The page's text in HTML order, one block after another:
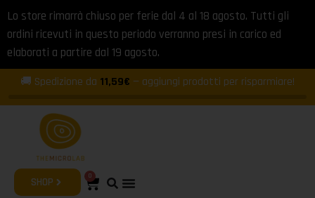
Lo store rimarrà chiuso per ferie dal 4 al 18 agosto. Tutti gli
ordini ricevuti in questo periodo verranno presi in carico ed
elaborati a partire dal 19 agosto.
🚚 Spedizione da 11,59€ — aggiungi prodotti per risparmiare!
SHOP 0